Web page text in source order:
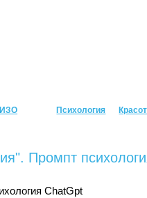
ИЗО Психология
Промпт
ChatGpt